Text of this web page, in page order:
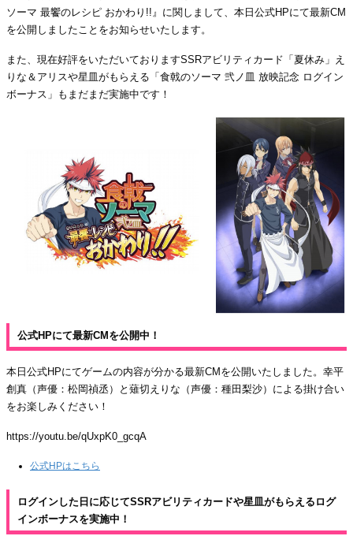
ソーマ 最饗のレシピ おかわり!!』に関しまして、本日公式HPにて最新CM
を公開しましたことをお知らせいたします。
また、現在好評をいただいておりますSSRアビリティカード「夏休み」え
りな＆アリスや星皿がもらえる「食戟のソーマ 弐ノ皿 放映記念 ログイン
ボーナス」もまだまだ実施中です！
公式HPにて最新CMを公開中！
本日公式HPにてゲームの内容が分かる最新CMを公開いたしました。幸平
創真（声優：松岡禎丞）と薙切えりな（声優：種田梨沙）による掛け合い
をお楽しみください！
https://youtu.be/qUxpK0_gcqA
公式HPはこちら
ログインした日に応じてSSRアビリティカードや星皿がもらえるログ
インボーナスを実施中！